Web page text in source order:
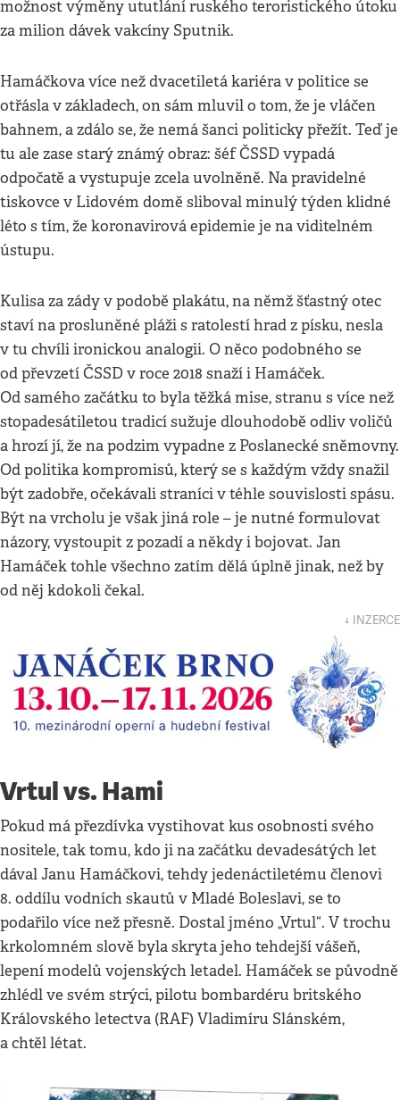
možnost výměny ututlání ruského teroristického útoku
za milion dávek vakcíny Sputnik.
Hamáčkova více než dvacetiletá kariéra v politice se
otřásla v základech, on sám mluvil o tom, že je vláčen
bahnem, a zdálo se, že nemá šanci politicky přežít. Teď je
tu ale zase starý známý obraz: šéf ČSSD vypadá
odpočatě a vystupuje zcela uvolněně. Na pravidelné
tiskovce v Lidovém domě sliboval minulý týden klidné
léto s tím, že koronavirová epidemie je na viditelném
ústupu.
Kulisa za zády v podobě plakátu, na němž šťastný otec
staví na prosluněné pláži s ratolestí hrad z písku, nesla
v tu chvíli ironickou analogii. O něco podobného se
od převzetí ČSSD v roce 2018 snaží i Hamáček.
Od samého začátku to byla těžká mise, stranu s více než
stopadesátiletou tradicí sužuje dlouhodobě odliv voličů
a hrozí jí, že na podzim vypadne z Poslanecké sněmovny.
Od politika kompromisů, který se s každým vždy snažil
být zadobře, očekávali straníci v téhle souvislosti spásu.
Být na vrcholu je však jiná role – je nutné formulovat
názory, vystoupit z pozadí a někdy i bojovat. Jan
Hamáček tohle všechno zatím dělá úplně jinak, než by
od něj kdokoli čekal.
↓ INZERCE
Vrtul vs. Hami
Pokud má přezdívka vystihovat kus osobnosti svého
nositele, tak tomu, kdo ji na začátku devadesátých let
dával Janu Hamáčkovi, tehdy jedenáctiletému členovi
8. oddílu vodních skautů v Mladé Boleslavi, se to
podařilo více než přesně. Dostal jméno „Vrtul“. V trochu
krkolomném slově byla skryta jeho tehdejší vášeň,
lepení modelů vojenských letadel. Hamáček se původně
zhlédl ve svém strýci, pilotu bombardéru britského
Královského letectva (RAF) Vladimíru Slánském,
a chtěl létat.